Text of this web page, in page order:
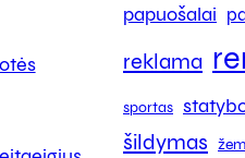
papuošalai
reklama
sportas
šildymas